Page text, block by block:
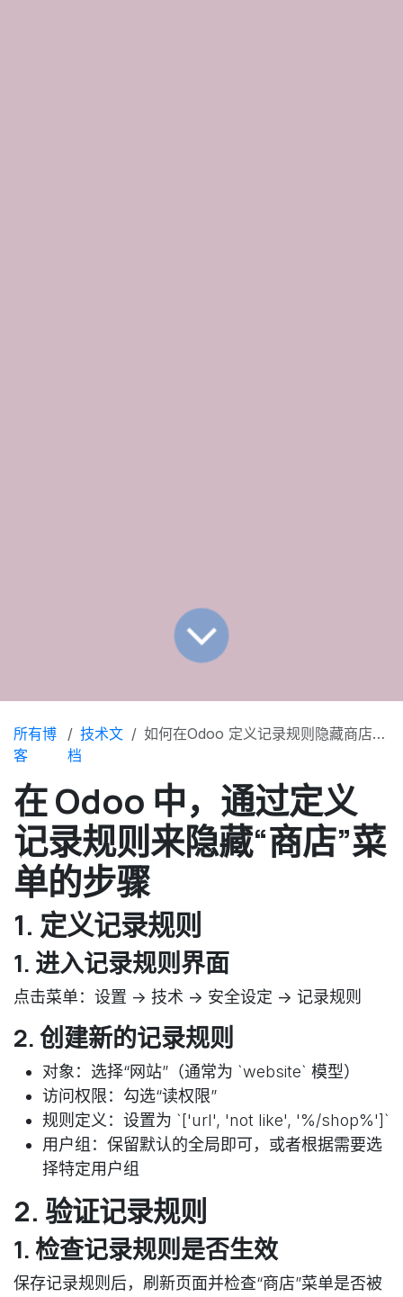
所有博
客
技术文
档
如何在Odoo 定义记录规则隐藏商店(Shop)菜单
在 Odoo 中，通过定义
记录规则来隐藏“商店”菜
单的步骤
1. 定义记录规则
1. 进入记录规则界面
点击菜单： 设置 -> 技术 -> 安全设定 -> 记录规则
2. 创建新的记录规则
对象：选择“网站”（通常为 `website` 模型）
访问权限：勾选“读权限”
规则定义：设置为 `['url', 'not like', '%/shop%']`
用户组 ：保留默认的全局即可，或者根据需要选
择特定用户组
2. 验证记录规则
1. 检查记录规则是否生效
保存记录规则后，刷新页面并检查“商店”菜单是否被